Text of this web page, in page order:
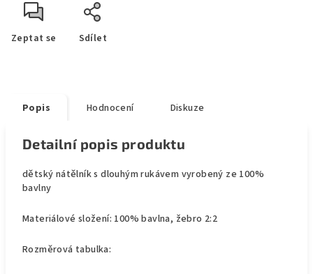
Zeptat se Sdílet
Popis Hodnocení Diskuze
Detailní popis produktu
dětský nátělník s dlouhým rukávem vyrobený ze 100%
bavlny
Materiálové složení: 100% bavlna, žebro 2:2
Rozměrová tabulka: